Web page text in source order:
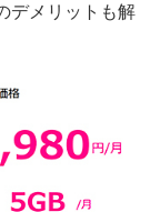
デメリットも解